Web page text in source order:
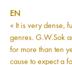
EN
« It is very dense,
genres. G.W.Sok
for more than ten
cause to expect a